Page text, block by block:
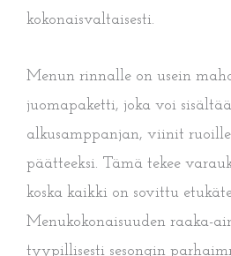
kokonaisvaltaisesti.
Menun rinnalle on usein
juomapaketti, joka voi
alkusamppanjan, viinit
päätteeksi. Tämä tekee
koska kaikki on sovittu
Menukokonaisuuden raaka-
tyypillisesti sesongin